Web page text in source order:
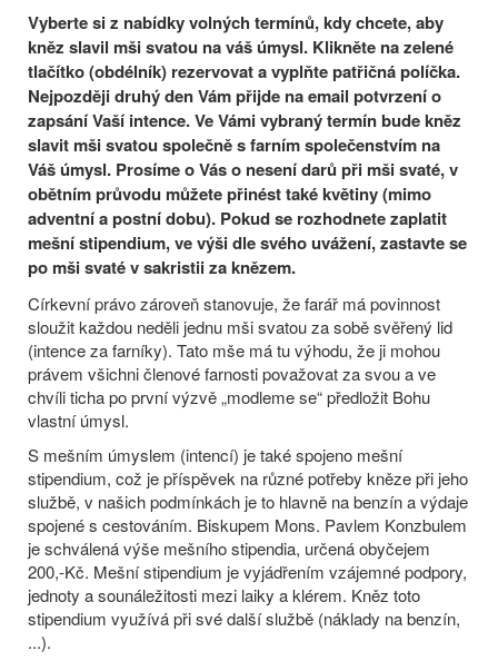
Vyberte si z nabídky volných termínů, kdy chcete, aby
kněz slavil mši svatou na váš úmysl. Klikněte na zelené
tlačítko (obdélník) rezervovat a vyplňte patřičná políčka.
Nejpozději druhý den Vám přijde na email potvrzení o
zapsání Vaší intence. Ve Vámi vybraný termín bude kněz
slavit mši svatou společně s farním společenstvím na
Váš úmysl. Prosíme o Vás o nesení darů při mši svaté, v
obětním průvodu můžete přinést také květiny (mimo
adventní a postní dobu). Pokud se rozhodnete zaplatit
mešní stipendium, ve výši dle svého uvážení, zastavte se
po mši svaté v sakristii za knězem.
Církevní právo zároveň stanovuje, že farář má povinnost
sloužit každou neděli jednu mši svatou za sobě svěřený lid
(intence za farníky). Tato mše má tu výhodu, že ji mohou
právem všichni členové farnosti považovat za svou a ve
chvíli ticha po první výzvě „modleme se“ předložit Bohu
vlastní úmysl.
S mešním úmyslem (intencí) je také spojeno mešní
stipendium, což je příspěvek na různé potřeby kněze při jeho
službě, v našich podmínkách je to hlavně na benzín a výdaje
spojené s cestováním. Biskupem Mons. Pavlem Konzbulem
je schválená výše mešního stipendia, určená obyčejem
200,-Kč. Mešní stipendium je vyjádřením vzájemné podpory,
jednoty a sounáležitosti mezi laiky a klérem. Kněz toto
stipendium využívá při své další službě (náklady na benzín,
...).